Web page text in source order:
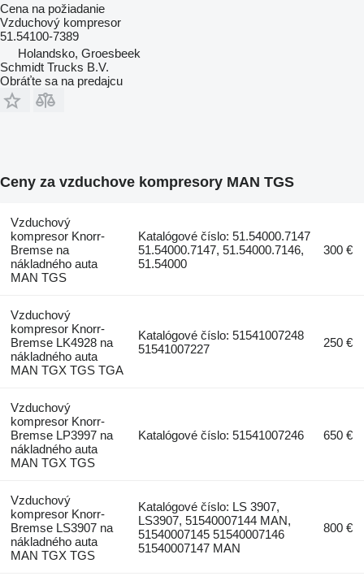
Cena na požiadanie
Vzduchový kompresor
51.54100-7389
Holandsko, Groesbeek
Schmidt Trucks B.V.
Obráťte sa na predajcu
Ceny za vzduchove kompresory MAN TGS
Vzduchový
kompresor Knorr-
Bremse na
nákladného auta
MAN TGS
Katalógové číslo: 51.54000.7147
51.54000.7147, 51.54000.7146,
51.54000
300 €
Vzduchový
kompresor Knorr-
Bremse LK4928 na
nákladného auta
MAN TGX TGS TGA
Katalógové číslo: 51541007248
51541007227
250 €
Vzduchový
kompresor Knorr-
Bremse LP3997 na
nákladného auta
MAN TGX TGS
Katalógové číslo: 51541007246 650 €
Vzduchový
kompresor Knorr-
Bremse LS3907 na
nákladného auta
MAN TGX TGS
Katalógové číslo: LS 3907,
LS3907, 51540007144 MAN,
51540007145 51540007146
51540007147 MAN
800 €